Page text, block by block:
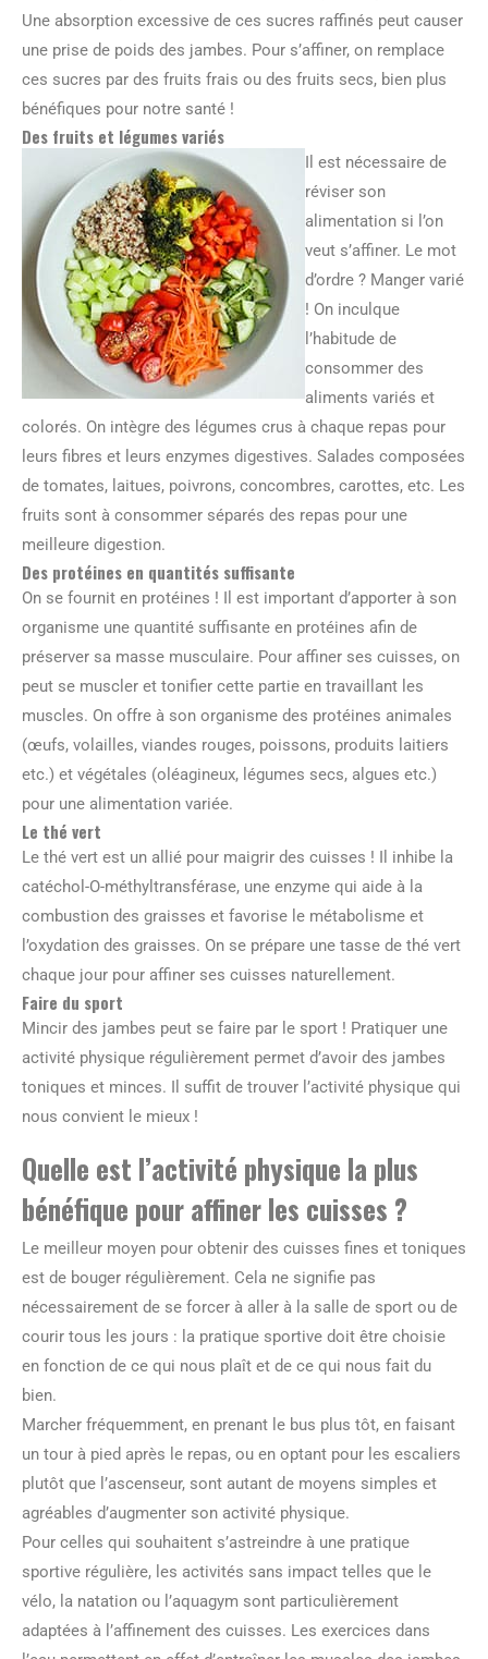
Une absorption excessive de ces sucres raffinés peut causer
une prise de poids des jambes. Pour s’affiner, on remplace
ces sucres par des fruits frais ou des fruits secs, bien plus
bénéfiques pour notre santé !
Des fruits et légumes variés
Il est nécessaire de
réviser son
alimentation si l’on
veut s’affiner. Le mot
d’ordre ? Manger varié
! On inculque
l’habitude de
consommer des
aliments variés et
colorés. On intègre des légumes crus à chaque repas pour
leurs fibres et leurs enzymes digestives. Salades composées
de tomates, laitues, poivrons, concombres, carottes, etc. Les
fruits sont à consommer séparés des repas pour une
meilleure digestion.
Des protéines en quantités suffisante
On se fournit en protéines ! Il est important d’apporter à son
organisme une quantité suffisante en protéines afin de
préserver sa masse musculaire. Pour affiner ses cuisses, on
peut se muscler et tonifier cette partie en travaillant les
muscles. On offre à son organisme des protéines animales
(œufs, volailles, viandes rouges, poissons, produits laitiers
etc.) et végétales (oléagineux, légumes secs, algues etc.)
pour une alimentation variée.
Le thé vert
Le thé vert est un allié pour maigrir des cuisses ! Il inhibe la
catéchol-O-méthyltransférase, une enzyme qui aide à la
combustion des graisses et favorise le métabolisme et
l’oxydation des graisses. On se prépare une tasse de thé vert
chaque jour pour affiner ses cuisses naturellement.
Faire du sport
Mincir des jambes peut se faire par le sport ! Pratiquer une
activité physique régulièrement permet d’avoir des jambes
toniques et minces. Il suffit de trouver l’activité physique qui
nous convient le mieux !
Quelle est l’activité physique la plus
bénéfique pour affiner les cuisses ?
Le meilleur moyen pour obtenir des cuisses fines et toniques
est de bouger régulièrement. Cela ne signifie pas
nécessairement de se forcer à aller à la salle de sport ou de
courir tous les jours : la pratique sportive doit être choisie
en fonction de ce qui nous plaît et de ce qui nous fait du
bien.
Marcher fréquemment, en prenant le bus plus tôt, en faisant
un tour à pied après le repas, ou en optant pour les escaliers
plutôt que l’ascenseur, sont autant de moyens simples et
agréables d’augmenter son activité physique.
Pour celles qui souhaitent s’astreindre à une pratique
sportive régulière, les activités sans impact telles que le
vélo, la natation ou l’aquagym sont particulièrement
adaptées à l’affinement des cuisses. Les exercices dans